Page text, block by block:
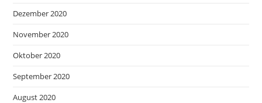
Dezember 2020
November 2020
Oktober 2020
September 2020
August 2020